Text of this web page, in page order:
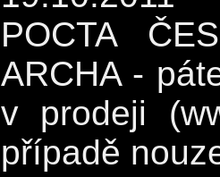
POCTA
ARCHA -
v prodeji
případě